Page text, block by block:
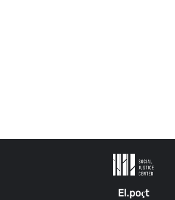
El.poçt